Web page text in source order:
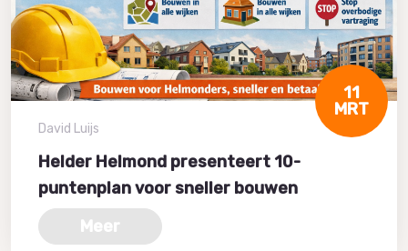
11
MRT
David Luijs
Helder Helmond presenteert 10-
puntenplan voor sneller bouwen
Meer